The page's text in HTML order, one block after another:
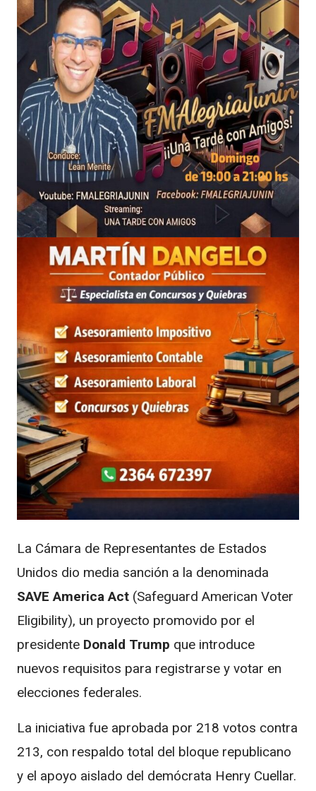
La Cámara de Representantes de Estados
Unidos dio media sanción a la denominada
SAVE America Act (Safeguard American Voter
Eligibility), un proyecto promovido por el
presidente Donald Trump que introduce
nuevos requisitos para registrarse y votar en
elecciones federales.
La iniciativa fue aprobada por 218 votos contra
213, con respaldo total del bloque republicano
y el apoyo aislado del demócrata Henry Cuellar.